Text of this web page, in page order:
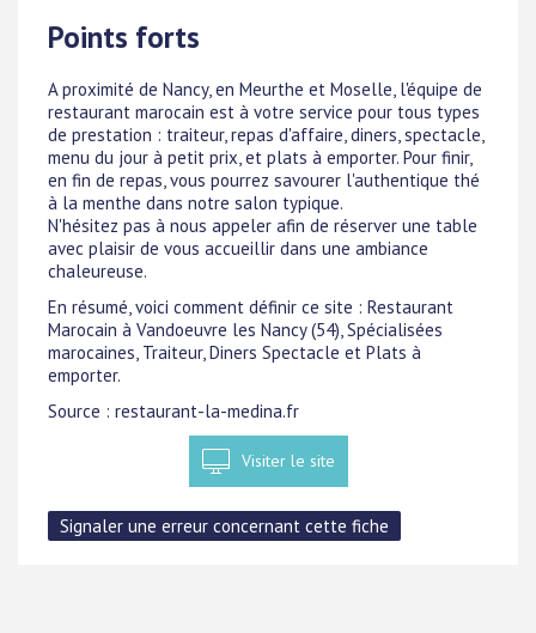
Points forts
A proximité de Nancy, en Meurthe et Moselle, l'équipe de
restaurant marocain est à votre service pour tous types
de prestation : traiteur, repas d'affaire, diners, spectacle,
menu du jour à petit prix, et plats à emporter. Pour finir,
en fin de repas, vous pourrez savourer l'authentique thé
à la menthe dans notre salon typique.
N'hésitez pas à nous appeler afin de réserver une table
avec plaisir de vous accueillir dans une ambiance
chaleureuse.
En résumé, voici comment définir ce site : Restaurant
Marocain à Vandoeuvre les Nancy (54), Spécialisées
marocaines, Traiteur, Diners Spectacle et Plats à
emporter.
Source : restaurant-la-medina.fr
Visiter le site